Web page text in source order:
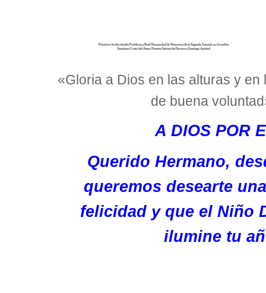
«Gloria a Dios en las alturas y
de buena
A DIOS POR
Querido Hermano,
queremos desearte
felicidad y que el Niño
ilumine tu